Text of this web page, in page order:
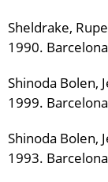
Sheldrake,
1990.
Shinoda Bolen,
1999.
Shinoda Bolen,
1993.